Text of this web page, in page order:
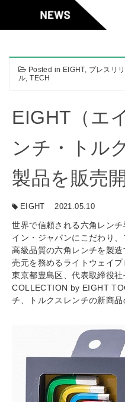
content
Posted in EIGHT, プレスリ
ル,TECH
EIGHT（エ
ンチ・トル
製品を販売
EIGHT 2021.05.10
世界で信頼される六角レン
イン・ジャパンにこだわり
高級品質の六角レンチを製
売元を務めるライトウェイ
東京都豊島区、代表取締役
COLLECTION by EIGHT
チ、トルクスレンチの新商品